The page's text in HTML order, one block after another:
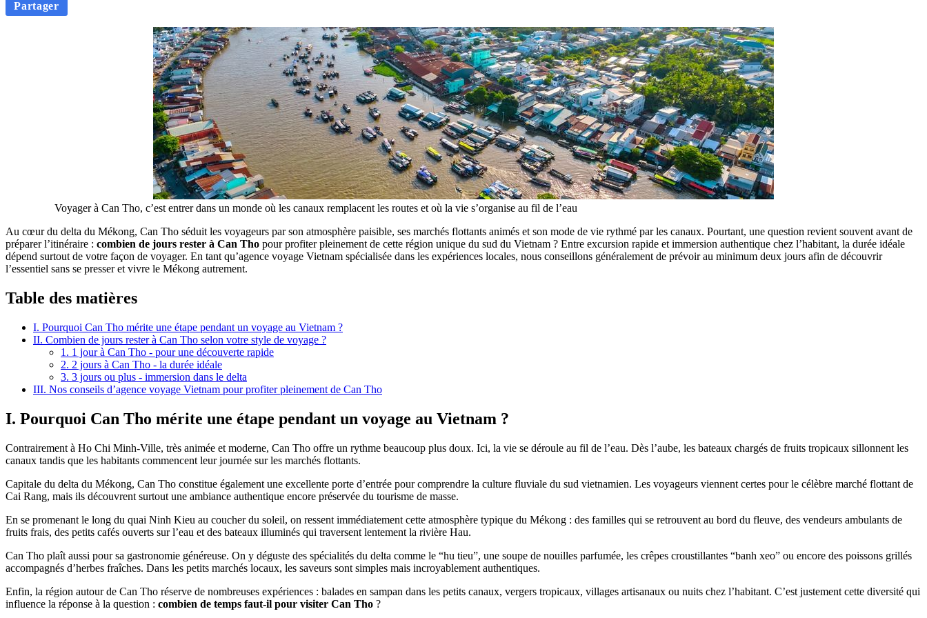
Partager
Voyager à Can Tho, c’est entrer dans un monde où les canaux remplacent les routes et où la vie s’organise au fil de l’eau
Au cœur du delta du Mékong, Can Tho séduit les voyageurs par son atmosphère paisible, ses marchés flottants animés et son mode de vie rythmé par les canaux. Pourtant, une question revient souvent avant de
préparer l’itinéraire : combien de jours rester à Can Tho pour profiter pleinement de cette région unique du sud du Vietnam ? Entre excursion rapide et immersion authentique chez l’habitant, la durée idéale
dépend surtout de votre façon de voyager. En tant qu’agence voyage Vietnam spécialisée dans les expériences locales, nous conseillons généralement de prévoir au minimum deux jours afin de découvrir
l’essentiel sans se presser et vivre le Mékong autrement.
Table des matières
I. Pourquoi Can Tho mérite une étape pendant un voyage au Vietnam ?
II. Combien de jours rester à Can Tho selon votre style de voyage ?
1. 1 jour à Can Tho - pour une découverte rapide
2. 2 jours à Can Tho - la durée idéale
3. 3 jours ou plus - immersion dans le delta
III. Nos conseils d’agence voyage Vietnam pour profiter pleinement de Can Tho
I. Pourquoi Can Tho mérite une étape pendant un voyage au Vietnam ?
Contrairement à Ho Chi Minh-Ville, très animée et moderne, Can Tho offre un rythme beaucoup plus doux. Ici, la vie se déroule au fil de l’eau. Dès l’aube, les bateaux chargés de fruits tropicaux sillonnent les
canaux tandis que les habitants commencent leur journée sur les marchés flottants.
Capitale du delta du Mékong, Can Tho constitue également une excellente porte d’entrée pour comprendre la culture fluviale du sud vietnamien. Les voyageurs viennent certes pour le célèbre marché flottant de
Cai Rang, mais ils découvrent surtout une ambiance authentique encore préservée du tourisme de masse.
En se promenant le long du quai Ninh Kieu au coucher du soleil, on ressent immédiatement cette atmosphère typique du Mékong : des familles qui se retrouvent au bord du fleuve, des vendeurs ambulants de
fruits frais, des petits cafés ouverts sur l’eau et des bateaux illuminés qui traversent lentement la rivière Hau.
Can Tho plaît aussi pour sa gastronomie généreuse. On y déguste des spécialités du delta comme le “hu tieu”, une soupe de nouilles parfumée, les crêpes croustillantes “banh xeo” ou encore des poissons grillés
accompagnés d’herbes fraîches. Dans les petits marchés locaux, les saveurs sont simples mais incroyablement authentiques.
Enfin, la région autour de Can Tho réserve de nombreuses expériences : balades en sampan dans les petits canaux, vergers tropicaux, villages artisanaux ou nuits chez l’habitant. C’est justement cette diversité qui
influence la réponse à la question : combien de temps faut-il pour visiter Can Tho ?